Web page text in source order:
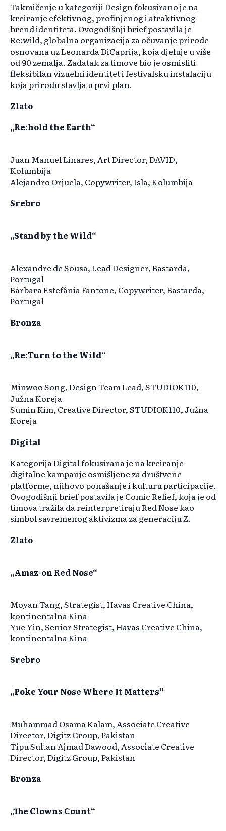
Takmičenje u kategoriji Design fokusirano je na
kreiranje efektivnog, profinjenog i atraktivnog
brend identiteta. Ovogodišnji brief postavila je
Re:wild, globalna organizacija za očuvanje prirode
osnovana uz Leonarda DiCaprija, koja djeluje u više
od 90 zemalja. Zadatak za timove bio je osmisliti
fleksibilan vizuelni identitet i festivalsku instalaciju
koja prirodu stavlja u prvi plan.
Zlato
„Re:hold the Earth“
Juan Manuel Linares, Art Director, DAVID,
Kolumbija
Alejandro Orjuela, Copywriter, Isla, Kolumbija
Srebro
„Stand by the Wild“
Alexandre de Sousa, Lead Designer, Bastarda,
Portugal
Bárbara Estefânia Fantone, Copywriter, Bastarda,
Portugal
Bronza
„Re:Turn to the Wild“
Minwoo Song, Design Team Lead, STUDIOK110,
Južna Koreja
Sumin Kim, Creative Director, STUDIOK110, Južna
Koreja
Digital
Kategorija Digital fokusirana je na kreiranje
digitalne kampanje osmišljene za društvene
platforme, njihovo ponašanje i kulturu participacije.
Ovogodišnji brief postavila je Comic Relief, koja je od
timova tražila da reinterpretiraju Red Nose kao
simbol savremenog aktivizma za generaciju Z.
Zlato
„Amaz-on Red Nose“
Moyan Tang, Strategist, Havas Creative China,
kontinentalna Kina
Yue Yin, Senior Strategist, Havas Creative China,
kontinentalna Kina
Srebro
„Poke Your Nose Where It Matters“
Muhammad Osama Kalam, Associate Creative
Director, Digitz Group, Pakistan
Tipu Sultan Ajmad Dawood, Associate Creative
Director, Digitz Group, Pakistan
Bronza
„The Clowns Count“